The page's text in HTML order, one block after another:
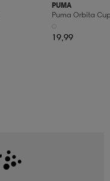
PUMA
Puma Orbita
19,99